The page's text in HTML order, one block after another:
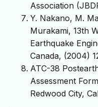
Association
Y. Nakano, M.
Murakami, 13th
Earthquake
Canada, (2004)
ATC-38
Assessment
Redwood City,